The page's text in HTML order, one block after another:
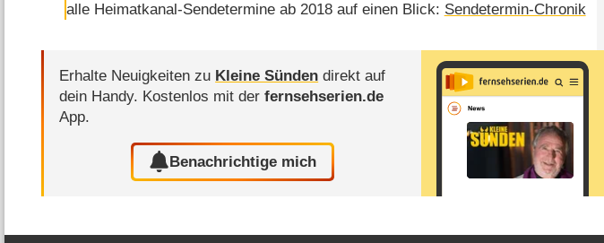
alle Heimatkanal-Sendetermine ab 2018 auf einen Blick: Sendetermin-Chronik
Erhalte Neuigkeiten zu Kleine Sünden direkt auf
dein Handy. Kostenlos mit derfernsehserien.de
App.
Benachrichtige mich